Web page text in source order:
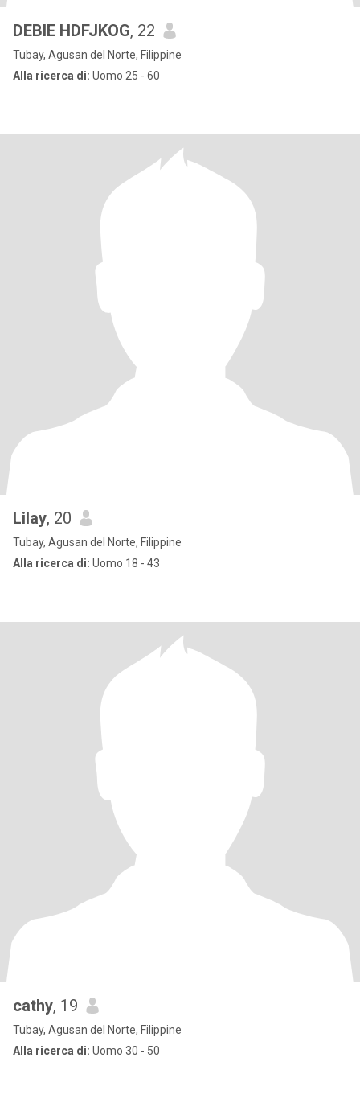
DEBIE HDFJKOG, 22
Tubay, Agusan del Norte, Filippine
Alla ricerca di: Uomo 25 - 60
Lilay, 20
Tubay, Agusan del Norte, Filippine
Alla ricerca di: Uomo 18 - 43
cathy, 19
Tubay, Agusan del Norte, Filippine
Alla ricerca di: Uomo 30 - 50